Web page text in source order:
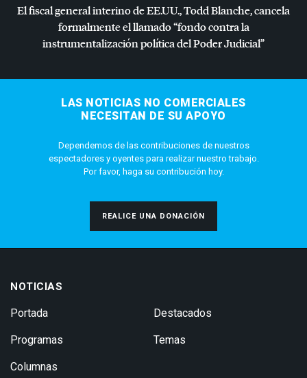
El fiscal general interino de EE.UU., Todd Blanche, cancela
formalmente el llamado “fondo contra la
instrumentalización política del Poder Judicial”
LAS NOTICIAS NO COMERCIALES
NECESITAN DE SU APOYO
Dependemos de las contribuciones de nuestros
espectadores y oyentes para realizar nuestro trabajo.
Por favor, haga su contribución hoy.
REALICE UNA DONACIÓN
NOTICIAS
Portada
Programas
Columnas
Destacados
Temas